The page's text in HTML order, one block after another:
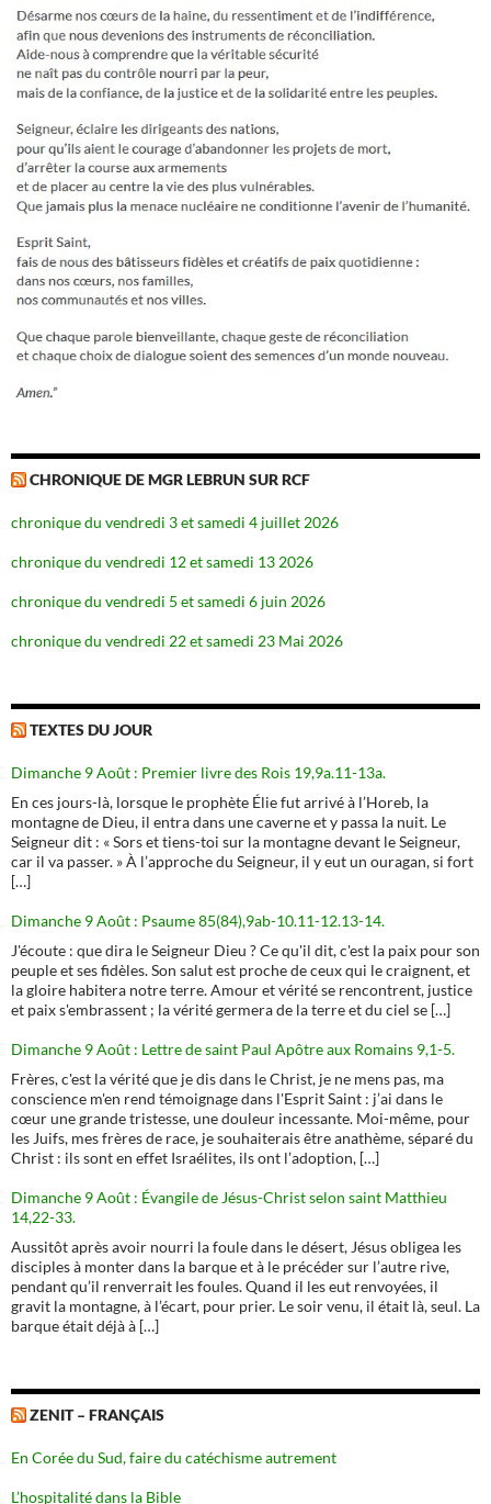
CHRONIQUE DE MGR LEBRUN SUR RCF
chronique du vendredi 3 et samedi 4 juillet 2026
chronique du vendredi 12 et samedi 13 2026
chronique du vendredi 5 et samedi 6 juin 2026
chronique du vendredi 22 et samedi 23 Mai 2026
TEXTES DU JOUR
Dimanche 9 Août : Premier livre des Rois 19,9a.11-13a.
En ces jours-là, lorsque le prophète Élie fut arrivé à l’Horeb, la
montagne de Dieu, il entra dans une caverne et y passa la nuit. Le
Seigneur dit : « Sors et tiens-toi sur la montagne devant le Seigneur,
car il va passer. » À l’approche du Seigneur, il y eut un ouragan, si fort
[…]
Dimanche 9 Août : Psaume 85(84),9ab-10.11-12.13-14.
J'écoute : que dira le Seigneur Dieu ? Ce qu'il dit, c'est la paix pour son
peuple et ses fidèles. Son salut est proche de ceux qui le craignent, et
la gloire habitera notre terre. Amour et vérité se rencontrent, justice
et paix s'embrassent ; la vérité germera de la terre et du ciel se […]
Dimanche 9 Août : Lettre de saint Paul Apôtre aux Romains 9,1-5.
Frères, c'est la vérité que je dis dans le Christ, je ne mens pas, ma
conscience m'en rend témoignage dans l'Esprit Saint : j’ai dans le
cœur une grande tristesse, une douleur incessante. Moi-même, pour
les Juifs, mes frères de race, je souhaiterais être anathème, séparé du
Christ : ils sont en effet Israélites, ils ont l’adoption, […]
Dimanche 9 Août : Évangile de Jésus-Christ selon saint Matthieu
14,22-33.
Aussitôt après avoir nourri la foule dans le désert, Jésus obligea les
disciples à monter dans la barque et à le précéder sur l’autre rive,
pendant qu’il renverrait les foules. Quand il les eut renvoyées, il
gravit la montagne, à l’écart, pour prier. Le soir venu, il était là, seul. La
barque était déjà à […]
ZENIT – FRANÇAIS
En Corée du Sud, faire du catéchisme autrement
L’hospitalité dans la Bible